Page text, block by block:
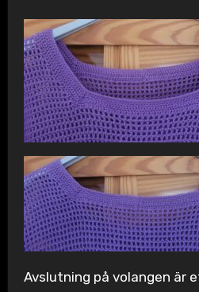
Avslutning på volangen är